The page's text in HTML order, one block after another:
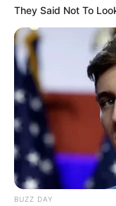
They Said Not To
BUZZ DAY